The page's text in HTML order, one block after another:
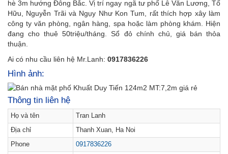
hè 3m hướng Đông Bắc. Vị trí ngay ngã tư phố Lê Văn Lương, Tố
Hữu, Nguyễn Trãi và Ngụy Như Kon Tum, rất thích hợp xây làm
công ty văn phòng, ngân hàng, spa hoặc làm phòng khám. Hiện
đang cho thuê 50triệu/tháng. Sổ đỏ chính chủ, giá bán thỏa
thuận.
Ai có nhu cầu liên hệ Mr.Lanh: 0917836226
Hình ảnh:
Thông tin liên hệ
Họ và tên
Tran Lanh
Địa chỉ
Thanh Xuan, Ha Noi
Phone
0917836226